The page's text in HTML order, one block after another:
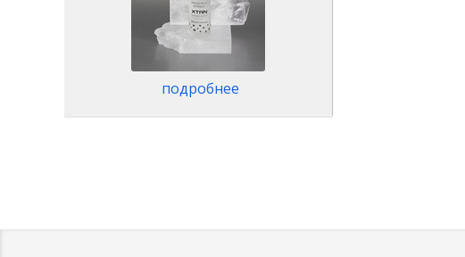
подробнее